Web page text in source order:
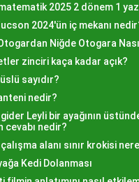
hayır lokması
birkaç öneri:
Mekanları Tercih Edin:
geleneksel
daha otantik
Kulak Verin:
önerilerini
mekanlarını
Ziyaret Edin:
2025 2 dönem 1
2024'ün iç mekanı
Niğde Otogara
zinciri kaça kadar açık?
sayıdır?
nedir?
Leyli bir ayağının
cevabı nedir?
alanı sınır krokisi
Kedi Dolanması